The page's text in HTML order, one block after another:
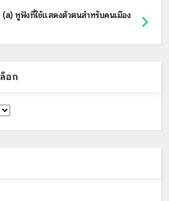
หูฟังที่ใช้แสดงตัวตนสำหรับคนเมือง
อก